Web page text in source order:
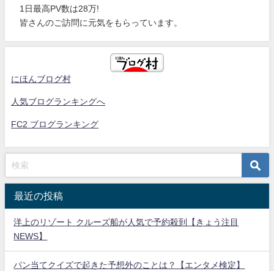
1日最高PV数は28万!
皆さんのご訪問に元気をもらっています。
にほんブログ村
人気ブログランキングへ
FC2 ブログランキング
最近の投稿
洋上のリゾート クルーズ船が人気で予約殺到【きょう注目
NEWS】
パン当てクイズで起きた予想外のことは？【エンタメ検定】